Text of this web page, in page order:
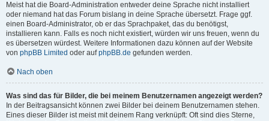
Meist hat die Board-Administration entweder deine Sprache nicht installiert
oder niemand hat das Forum bislang in deine Sprache übersetzt. Frage ggf.
einen Board-Administrator, ob er das Sprachpaket, das du benötigst,
installieren kann. Falls es noch nicht existiert, würden wir uns freuen, wenn du
es übersetzen würdest. Weitere Informationen dazu können auf der Website
von phpBB Limited oder aufphpBB.de gefunden werden.
Nach oben
Was sind das für Bilder, die bei meinem Benutzernamen angezeigt werden?
In der Beitragsansicht können zwei Bilder bei deinem Benutzernamen stehen.
Eines dieser Bilder ist meist mit deinem Rang verknüpft: Oft sind dies Sterne,